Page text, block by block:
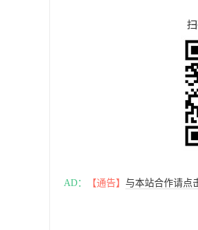
AD： 【通告】 与本站合作请点